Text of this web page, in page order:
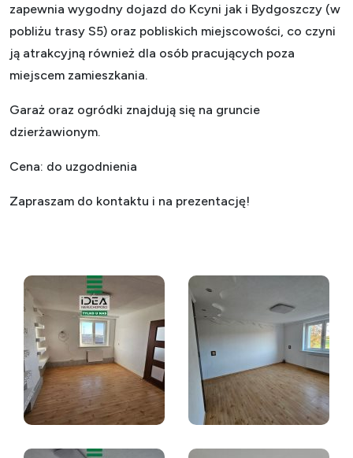
zapewnia wygodny dojazd do Kcyni jak i Bydgoszczy (w
pobliżu trasy S5) oraz pobliskich miejscowości, co czyni
ją atrakcyjną również dla osób pracujących poza
miejscem zamieszkania.
Garaż oraz ogródki znajdują się na gruncie
dzierżawionym.
Cena: do uzgodnienia
Zapraszam do kontaktu i na prezentację!